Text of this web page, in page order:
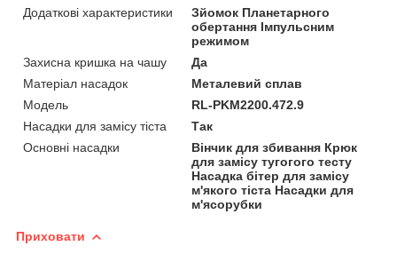
Додаткові характеристики
Зйомок Планетарного
обертання Імпульсним
режимом
Захисна кришка на чашу
Да
Матеріал насадок
Металевий сплав
Модель
RL-PKM2200.472.9
Насадки для замісу тіста
Так
Основні насадки
Вінчик для збивання Крюк
для замісу тугогого тесту
Насадка бітер для замісу
м'якого тіста Насадки для
м'ясорубки
Приховати